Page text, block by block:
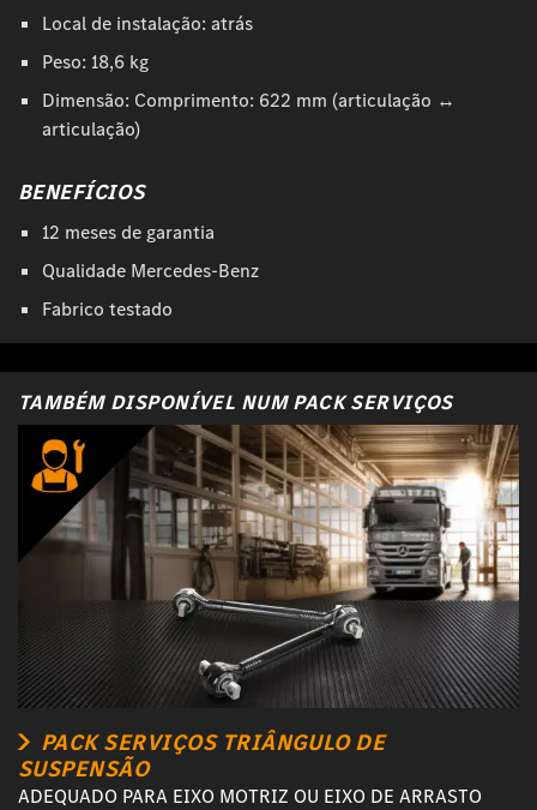
Local de instalação: atrás
Peso: 18,6 kg
Dimensão: Comprimento: 622 mm (articulação ↔
articulação)
BENEFÍCIOS
12 meses de garantia
Qualidade Mercedes-Benz
Fabrico testado
TAMBÉM DISPONÍVEL NUM PACK SERVIÇOS
PACK SERVIÇOS TRIÂNGULO DE
SUSPENSÃO
ADEQUADO PARA EIXO MOTRIZ OU EIXO DE ARRASTO